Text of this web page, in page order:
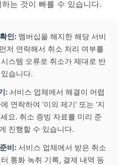
는 것이 빠를 수 있습니다.
인: 멤버십을 해지한 해당 서비
저 연락해서 취소 처리 여부를
스템 오류로 취소가 제대로 반
습니다.
: 서비스 업체에서 해결이 어렵
연락하여 ‘이의 제기’ 또는 ‘지
요. 취소 증빙 자료를 미리 준
진행할 수 있습니다.
비: 서비스 업체에서 받은 취소
통화 녹취 기록, 결제 내역 등